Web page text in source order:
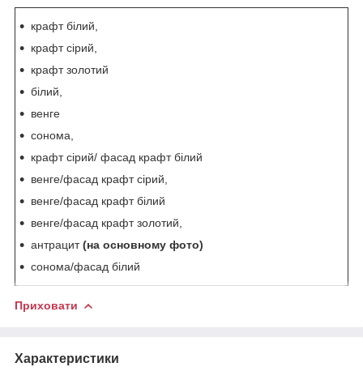
крафт білий,
крафт сірий,
крафт золотий
білий,
венге
сонома,
крафт сірий/ фасад крафт білий
венге/фасад крафт сірий,
венге/фасад крафт білий
венге/фасад крафт золотий,
антрацит(на основному фото)
сонома/фасад білий
Приховати
Характеристики